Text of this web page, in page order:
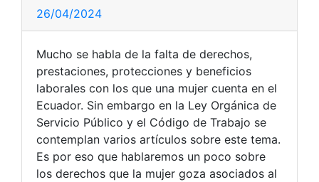
26/04/2024
Mucho se habla de la falta de derechos,
prestaciones, protecciones y beneficios
laborales con los que una mujer cuenta en el
Ecuador. Sin embargo en la Ley Orgánica de
Servicio Público y el Código de Trabajo se
contemplan varios artículos sobre este tema.
Es por eso que hablaremos un poco sobre
los derechos que la mujer goza asociados al